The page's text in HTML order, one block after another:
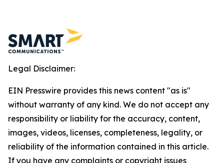
Legal Disclaimer:
EIN Presswire provides this news content "as is"
without warranty of any kind. We do not accept any
responsibility or liability for the accuracy, content,
images, videos, licenses, completeness, legality, or
reliability of the information contained in this article.
If you have any complaints or copyright issues